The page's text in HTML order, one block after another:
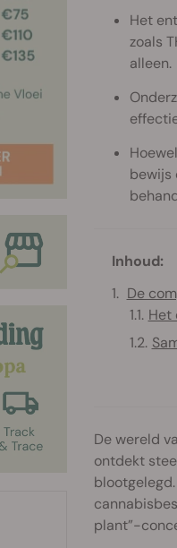
Het
zoals
alleen.
bewijs
Inhoud:
De
Het
De wereld
ontdekt
plant”-